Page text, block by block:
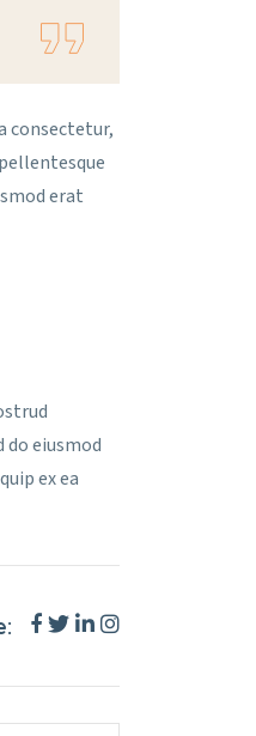
consectetur,
erat
eiusmod
ex ea